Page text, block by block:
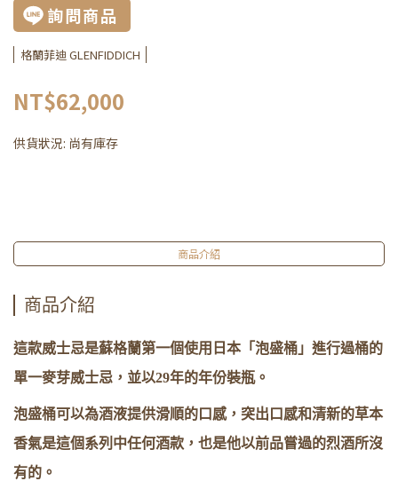
詢問商品
格蘭菲迪 GLENFIDDICH
NT$62,000
供貨狀況: 尚有庫存
商品介紹
商品介紹
這款威士忌是蘇格蘭第一個使用日本「泡盛桶」進行過桶的
單一麥芽威士忌，並以29年的年份裝瓶。
泡盛桶可以為酒液提供滑順的口感，突出口感和清新的草本
香氣是這個系列中任何酒款，也是他以前品嘗過的烈酒所沒
有的。